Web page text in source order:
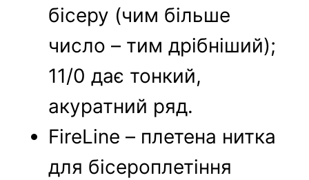
бісеру (чим більше
число – тим дрібніший);
11/0 дає тонкий,
акуратний ряд.
FireLine – плетена нитка
для бісероплетіння